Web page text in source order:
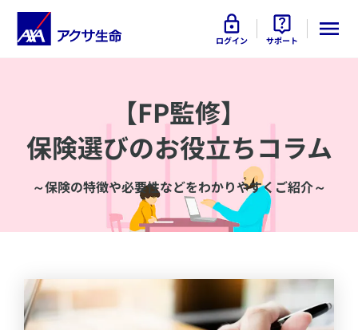
ログイン サポート
【FP監修】
保険選びのお役立ちコラム
～保険の特徴や必要性などをわかりやすくご紹介～